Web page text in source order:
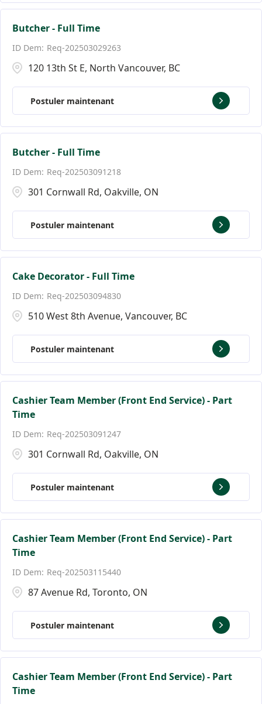
Butcher - Full Time
Req-202503029263
120 13th St E, North Vancouver, BC
Postuler maintenant
Butcher - Full Time
Req-202503091218
301 Cornwall Rd, Oakville, ON
Postuler maintenant
Cake Decorator - Full Time
Req-202503094830
510 West 8th Avenue, Vancouver, BC
Postuler maintenant
Cashier Team Member (Front End Service) - Part
Time
Req-202503091247
301 Cornwall Rd, Oakville, ON
Postuler maintenant
Cashier Team Member (Front End Service) - Part
Time
Req-202503115440
87 Avenue Rd, Toronto, ON
Postuler maintenant
Cashier Team Member (Front End Service) - Part
Time